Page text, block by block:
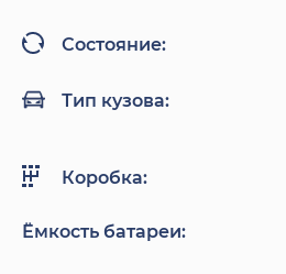
Состояние:
Тип кузова:
Коробка:
Ёмкость батареи: